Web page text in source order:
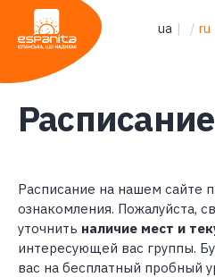
ua | / ru
Расписание
Расписание на нашем сайте
ознакомления. Пожалуйста,
уточнить наличие мест и
интересующей вас группы.
вас на бесплатный пробный